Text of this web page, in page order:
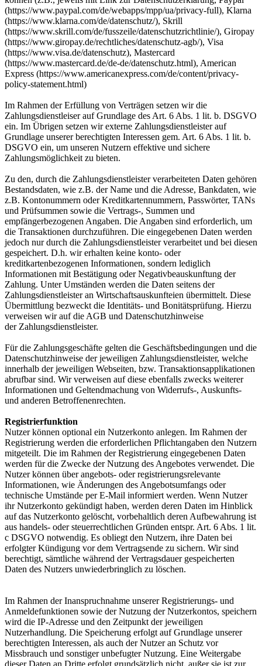
(https://www.paypal.com/de/webapps/mpp/ua/privacy-full), Klarna
(https://www.klarna.com/de/datenschutz/), Skrill
(https://www.skrill.com/de/fusszeile/datenschutzrichtlinie/), Giropay
(https://www.giropay.de/rechtliches/datenschutz-agb/), Visa
(https://www.visa.de/datenschutz), Mastercard
(https://www.mastercard.de/de-de/datenschutz.html), American
Express (https://www.americanexpress.com/de/content/privacy-
policy-statement.html)
Im Rahmen der Erfüllung von Verträgen setzen wir die
Zahlungsdienstleiser auf Grundlage des Art. 6 Abs. 1 lit. b. DSGVO
ein. Im Übrigen setzen wir externe Zahlungsdienstleister auf
Grundlage unserer berechtigten Interessen gem. Art. 6 Abs. 1 lit. b.
DSGVO ein, um unseren Nutzern effektive und sichere
Zahlungsmöglichkeit zu bieten.
Zu den, durch die Zahlungsdienstleister verarbeiteten Daten gehören
Bestandsdaten, wie z.B. der Name und die Adresse, Bankdaten, wie
z.B. Kontonummern oder Kreditkartennummern, Passwörter, TANs
und Prüfsummen sowie die Vertrags-, Summen und
empfängerbezogenen Angaben. Die Angaben sind erforderlich, um
die Transaktionen durchzuführen. Die eingegebenen Daten werden
jedoch nur durch die Zahlungsdienstleister verarbeitet und bei diesen
gespeichert. D.h. wir erhalten keine konto- oder
kreditkartenbezogenen Informationen, sondern lediglich
Informationen mit Bestätigung oder Negativbeauskunftung der
Zahlung. Unter Umständen werden die Daten seitens der
Zahlungsdienstleister an Wirtschaftsauskunfteien übermittelt. Diese
Übermittlung bezweckt die Identitäts- und Bonitätsprüfung. Hierzu
verweisen wir auf die AGB und Datenschutzhinweise
der Zahlungsdienstleister.
Für die Zahlungsgeschäfte gelten die Geschäftsbedingungen und die
Datenschutzhinweise der jeweiligen Zahlungsdienstleister, welche
innerhalb der jeweiligen Webseiten, bzw. Transaktionsapplikationen
abrufbar sind. Wir verweisen auf diese ebenfalls zwecks weiterer
Informationen und Geltendmachung von Widerrufs-, Auskunfts-
und anderen Betroffenenrechten.
Registrierfunktion
Nutzer können optional ein Nutzerkonto anlegen. Im Rahmen der
Registrierung werden die erforderlichen Pflichtangaben den Nutzern
mitgeteilt. Die im Rahmen der Registrierung eingegebenen Daten
werden für die Zwecke der Nutzung des Angebotes verwendet. Die
Nutzer können über angebots- oder registrierungsrelevante
Informationen, wie Änderungen des Angebotsumfangs oder
technische Umstände per E-Mail informiert werden. Wenn Nutzer
ihr Nutzerkonto gekündigt haben, werden deren Daten im Hinblick
auf das Nutzerkonto gelöscht, vorbehaltlich deren Aufbewahrung ist
aus handels- oder steuerrechtlichen Gründen entspr. Art. 6 Abs. 1 lit.
c DSGVO notwendig. Es obliegt den Nutzern, ihre Daten bei
erfolgter Kündigung vor dem Vertragsende zu sichern. Wir sind
berechtigt, sämtliche während der Vertragsdauer gespeicherten
Daten des Nutzers unwiederbringlich zu löschen.
Im Rahmen der Inanspruchnahme unserer Registrierungs- und
Anmeldefunktionen sowie der Nutzung der Nutzerkontos, speichern
wird die IP-Adresse und den Zeitpunkt der jeweiligen
Nutzerhandlung. Die Speicherung erfolgt auf Grundlage unserer
berechtigten Interessen, als auch der Nutzer an Schutz vor
Missbrauch und sonstiger unbefugter Nutzung. Eine Weitergabe
dieser Daten an Dritte erfolgt grundsätzlich nicht, außer sie ist zur